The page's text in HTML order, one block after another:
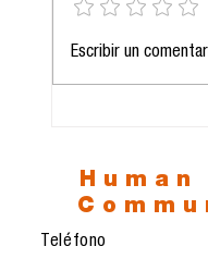
En China
Escribir un
Human
Teléfono